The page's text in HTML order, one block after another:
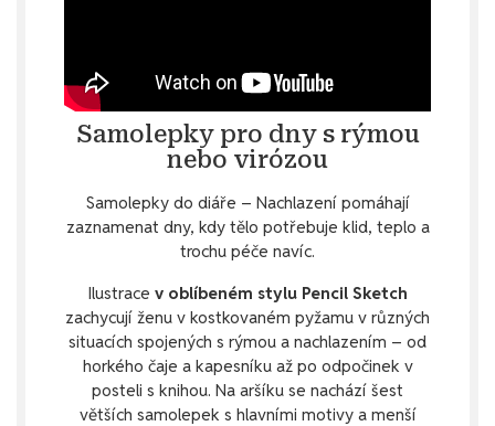
Samolepky pro dny s rýmou
nebo virózou
Samolepky do diáře – Nachlazení pomáhají
zaznamenat dny, kdy tělo potřebuje klid, teplo a
trochu péče navíc.
Ilustrace v oblíbeném stylu Pencil Sketch
zachycují ženu v kostkovaném pyžamu v různých
situacích spojených s rýmou a nachlazením – od
horkého čaje a kapesníku až po odpočinek v
posteli s knihou. Na aršíku se nachází šest
větších samolepek s hlavními motivy a menší